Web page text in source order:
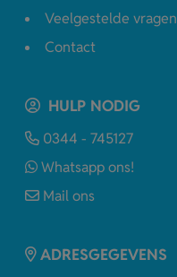
Veelgestelde vragen
Contact
HULP NODIG
0344 - 745127
Whatsapp ons!
Mail ons
ADRESGEGEVENS